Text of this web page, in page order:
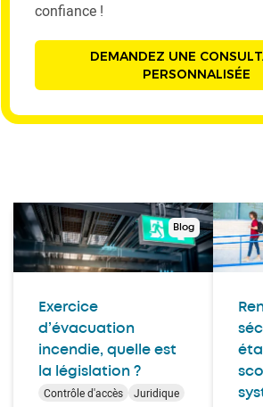
confiance !
DEMANDEZ UNE
PERSONNALISÉE
Blog
Exercice
d’évacuation
incendie, quelle est
la législation ?
Contrôle d'accès Juridique